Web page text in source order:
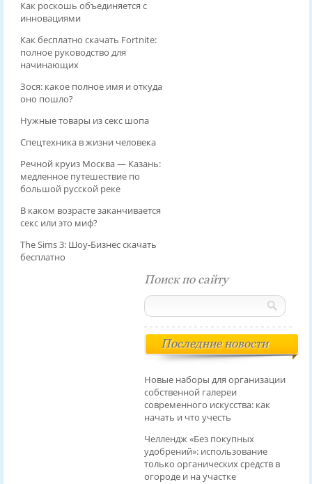
Как роскошь объединяется с
инновациями
Как бесплатно скачать Fortnite:
полное руководство для
начинающих
Зося: какое полное имя и откуда
оно пошло?
Нужные товары из секс шопа
Спецтехника в жизни человека
Речной круиз Москва — Казань:
медленное путешествие по
большой русской реке
В каком возрасте заканчивается
секс или это миф?
The Sims 3: Шоу-Бизнес скачать
бесплатно
Поиск по сайту
Последние новости
Новые наборы для организации
собственной галереи
современного искусства: как
начать и что учесть
Челлендж «Без покупных
удобрений»: использование
только органических средств в
огороде и на участке